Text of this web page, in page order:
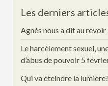
Les derniers
Agnès nous a dit au revoir
Le harcèlement sexuel,
d’abus de pouvoir 5
Qui va éteindre la